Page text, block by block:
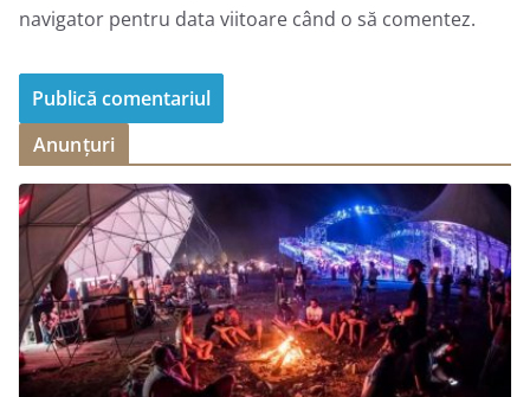
navigator pentru data viitoare când o să comentez.
Anunțuri